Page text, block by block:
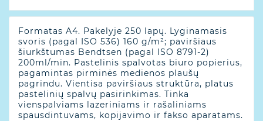
Formatas A4. Pakelyje 250 lapų. Lyginamasis
svoris (pagal ISO 536) 160 g/m²; paviršiaus
šiurkštumas Bendtsen (pagal ISO 8791-2)
200ml/min. Pastelinis spalvotas biuro popierius,
pagamintas pirminės medienos plaušų
pagrindu. Vientisa paviršiaus struktūra, platus
pastelinių spalvų pasirinkimas. Tinka
vienspalviams lazeriniams ir rašaliniams
spausdintuvams, kopijavimo ir fakso aparatams.